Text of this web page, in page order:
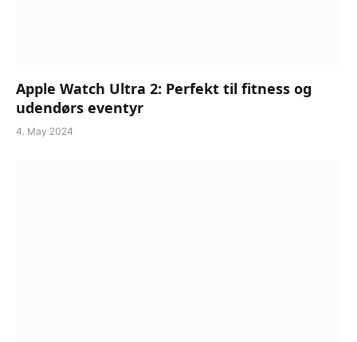
Apple Watch Ultra 2: Perfekt til fitness og
udendørs eventyr
4. May 2024